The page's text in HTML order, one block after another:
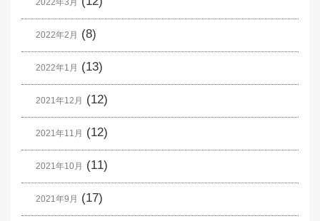
2022年3月
2022年2月 (8)
2022年1月 (13)
2021年12月 (12)
2021年11月 (12)
2021年10月 (11)
2021年9月 (17)